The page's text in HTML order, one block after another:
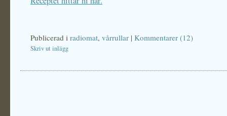
Publicerad i radiomat, vårrullar | Kommentarer (12)
Skriv ut inlägg